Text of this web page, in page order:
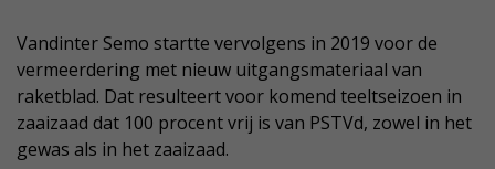
Vandinter Semo startte vervolgens in 2019 voor de
vermeerdering met nieuw uitgangsmateriaal van
raketblad. Dat resulteert voor komend teeltseizoen in
zaaizaad dat 100 procent vrij is van PSTVd, zowel in het
gewas als in het zaaizaad.